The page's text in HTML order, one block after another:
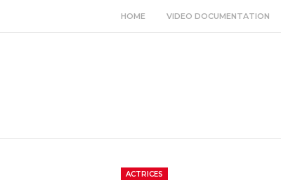
HOME VIDEO DOCUMENTATION
ACTRICES